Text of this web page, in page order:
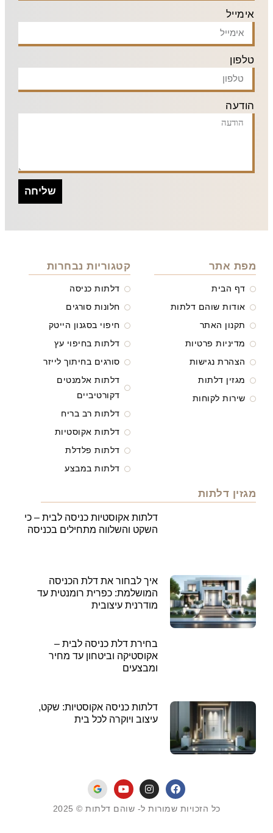
אימייל
טלפון
הודעה
שליחה
מפת אתר
דף הבית
אודות שוהם דלתות
תקנון האתר
מדיניות פרטיות
הצהרת נגישות
מגזין דלתות
שירות לקוחות
קטגוריות נבחרות
דלתות כניסה
חלונות סורגים
חיפוי בסגנון הייטק
דלתות בחיפוי עץ
סורגים בחיתוך לייזר
דלתות אלמנטים
דקורטיביים
דלתות רב בריח
דלתות אקוסטיות
דלתות פלדלת
דלתות במבצע
מגזין דלתות
דלתות אקוסטיות כניסה לבית – כי
השקט והשלווה מתחילים בכניסה
איך לבחור את דלת הכניסה
המושלמת: כפרית רומנטית עד
מודרנית עיצובית
בחירת דלת כניסה לבית –
אקוסטיקה וביטחון עד מחיר
ומבצעים
דלתות כניסה אקוסטיות: שקט,
עיצוב ויוקרה לכל בית
כל הזכויות שמורות ל- שוהם דלתות © 2025